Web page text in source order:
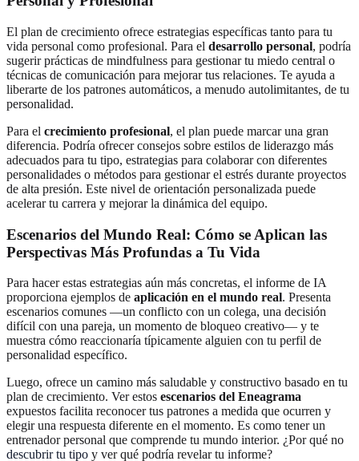
El plan de crecimiento ofrece estrategias específicas tanto para tu
vida personal como profesional. Para el desarrollo personal, podría
sugerir prácticas de mindfulness para gestionar tu miedo central o
técnicas de comunicación para mejorar tus relaciones. Te ayuda a
liberarte de los patrones automáticos, a menudo autolimitantes, de tu
personalidad.
Para el crecimiento profesional, el plan puede marcar una gran
diferencia. Podría ofrecer consejos sobre estilos de liderazgo más
adecuados para tu tipo, estrategias para colaborar con diferentes
personalidades o métodos para gestionar el estrés durante proyectos
de alta presión. Este nivel de orientación personalizada puede
acelerar tu carrera y mejorar la dinámica del equipo.
Escenarios del Mundo Real: Cómo se Aplican las
Perspectivas Más Profundas a Tu Vida
Para hacer estas estrategias aún más concretas, el informe de IA
proporciona ejemplos de aplicación en el mundo real. Presenta
escenarios comunes —un conflicto con un colega, una decisión
difícil con una pareja, un momento de bloqueo creativo— y te
muestra cómo reaccionaría típicamente alguien con tu perfil de
personalidad específico.
Luego, ofrece un camino más saludable y constructivo basado en tu
plan de crecimiento. Ver estos escenarios del Eneagrama
expuestos facilita reconocer tus patrones a medida que ocurren y
elegir una respuesta diferente en el momento. Es como tener un
entrenador personal que comprende tu mundo interior. ¿Por qué no
descubrir tu tipo y ver qué podría revelar tu informe?